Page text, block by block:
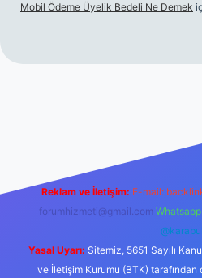
Mobil Ödeme Üyelik Bedeli Ne Demek
Reklam ve İletişim: E-mail:
forumhizmeti@gmail.com
@karabul
Yasal Uyarı: Sitemiz, 5651 Sayılı
ve İletişim Kurumu (BTK) tarafından